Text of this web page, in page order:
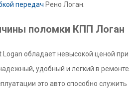
передач Рено Логан.
поломки КПП Логан
обладает невысокой ценой при
удобный и легкий в ремонте.
это авто способно служить